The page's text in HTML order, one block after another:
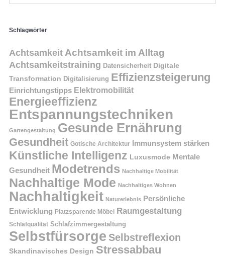
Schlagwörter
Achtsamkeit Achtsamkeit im Alltag
Achtsamkeitstraining Datensicherheit Digitale
Transformation Digitalisierung Effizienzsteigerung
Einrichtungstipps Elektromobilität
Energieeffizienz
Entspannungstechniken
Gartengestaltung Gesunde Ernährung
Gesundheit Gotische Architektur Immunsystem stärken
Künstliche Intelligenz Luxusmode Mentale
Gesundheit Modetrends Nachhaltige Mobilität
Nachhaltige Mode Nachhaltiges Wohnen
Nachhaltigkeit Naturerlebnis Persönliche
Entwicklung Platzsparende Möbel Raumgestaltung
Schlafqualität Schlafzimmergestaltung
Selbstfürsorge Selbstreflexion
Skandinavisches Design Stressabbau